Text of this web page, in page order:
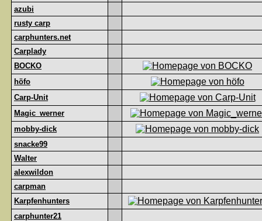
azubi
rusty carp
carphunters.net
Carplady
BOCKO
höfo
Carp-Unit
Magic_werner
mobby-dick
snacke99
Walter
alexwildon
carpman
Karpfenhunters
carphunter21